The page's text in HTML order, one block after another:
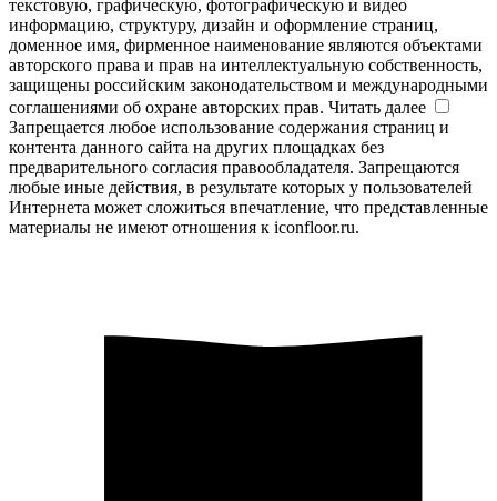
текстовую, графическую, фотографическую и видео
информацию, структуру, дизайн и оформление страниц,
доменное имя, фирменное наименование являются объектами
авторского права и прав на интеллектуальную собственность,
защищены российским законодательством и международными
соглашениями об охране авторских прав. Читать далее
Запрещается любое использование содержания страниц и
контента данного сайта на других площадках без
предварительного согласия правообладателя. Запрещаются
любые иные действия, в результате которых у пользователей
Интернета может сложиться впечатление, что представленные
материалы не имеют отношения к iconfloor.ru.